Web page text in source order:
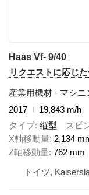
Haas Vf- 9/40
リクエストに応じ
産業用機材 - マシニ
2017
19,843 m/h
タイプ 縦型 スピ
X軸移動量 2,134
Z軸移動量 762 mm
ドイツ,